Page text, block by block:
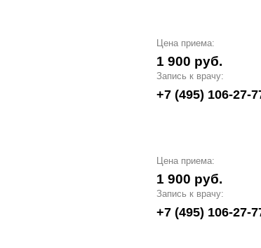
Цена приема:
1 900 руб.
Запись к врачу:
+7 (495) 106-27-
Цена приема:
1 900 руб.
Запись к врачу:
+7 (495) 106-27-